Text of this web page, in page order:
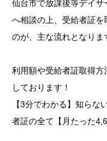
仙台市で放課後等デイ
へ相談の上、受給者証
のが、主な流れとなりま
利用額や受給者証取得
しております！
【3分でわかる】知らな
者証の全て【月たった